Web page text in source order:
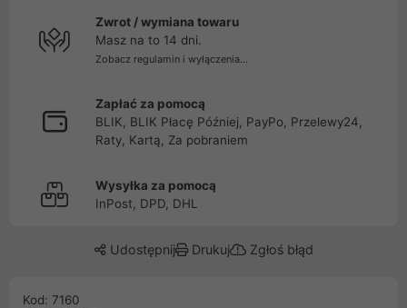
Zwrot / wymiana towaru
Masz na to 14 dni.
Zobacz regulamin i wyłączenia...
Zapłać za pomocą
BLIK, BLIK Płacę Później, PayPo, Przelewy24,
Raty, Kartą, Za pobraniem
Wysyłka za pomocą
InPost, DPD, DHL
Udostępnij Drukuj Zgłoś błąd
Kod: 7160